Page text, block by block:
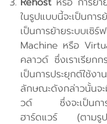
ในรูปแบบนี้จะเป็นกา
เป็นการย้ายระบบ
Machine หรือ
คลาวด์ ซึ่งเราเรียก
เป็นการประยุกต์ใ
ลักษณะดังกล่าวนั้นจะ
วด์ ซึ่งจะเป็นการล
ฮาร์ดแวร์ (ตามรูป